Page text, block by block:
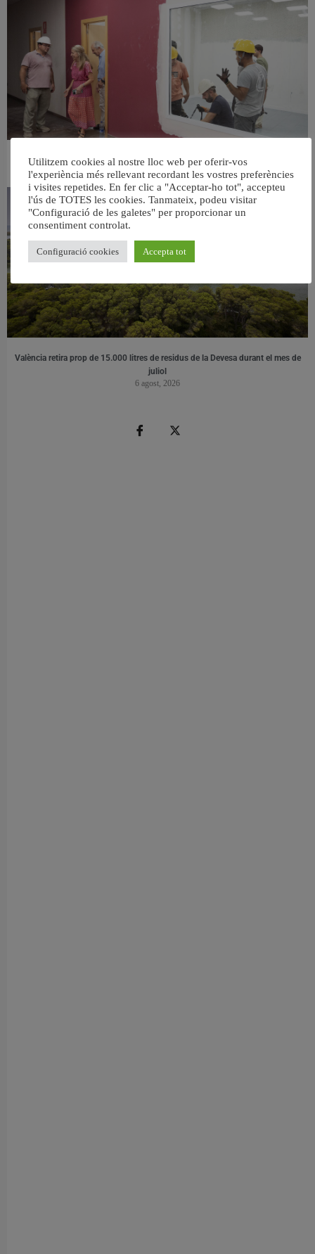
València ultima el nou centre per a persones majors del barri de Sant Antoni
6 agost, 2026
València retira prop de 15.000 litres de residus de la Devesa durant el mes de
juliol
6 agost, 2026
Utilitzem cookies al nostre lloc web per oferir-vos
l'experiència més rellevant recordant les vostres preferències
i visites repetides. En fer clic a "Acceptar-ho tot", accepteu
l'ús de TOTES les cookies. Tanmateix, podeu visitar
"Configuració de les galetes" per proporcionar un
consentiment controlat.
Configuració cookies Accepta tot